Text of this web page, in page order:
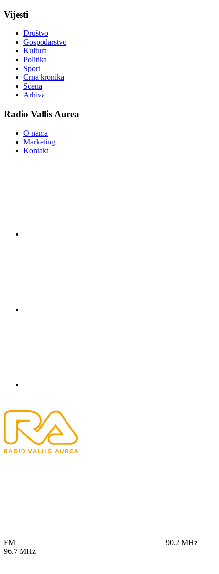
Vijesti
Društvo
Gospodarstvo
Kultura
Politika
Sport
Crna kronika
Scena
Arhiva
Radio Vallis Aurea
O nama
Marketing
Kontakt
FM
90.2 MHz |
96.7 MHz